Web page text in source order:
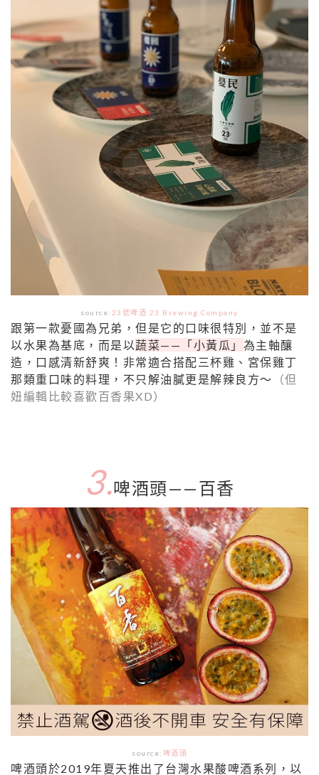
source: 23號啤酒 23 Brewing Company
跟第一款憂國為兄弟，但是它的口味很特別，並不是
以水果為基底，而是以蔬菜——「小黃瓜」 為主軸釀
造，口感清新舒爽！非常適合搭配三杯雞、宮保雞丁
那類重口味的料理，不只解油膩更是解辣良方～ （但
妞編輯比較喜歡百香果XD）
3.啤酒頭——百香
source: 啤酒頭
啤酒頭於2019年夏天推出了台灣水果酸啤酒系列，以